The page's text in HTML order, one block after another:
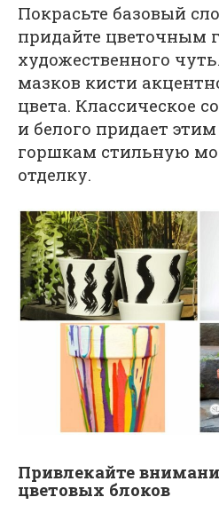
Покрасьте базовый
придайте цветочным
художественного
мазков кисти
цвета. Классическое
и белого придает
горшкам стильную
отделку.
Привлекайте
цветовых блоков